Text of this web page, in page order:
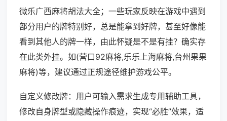
微乐广西麻将胡法大全；一些玩家反映在游戏中遇到
部分用户的牌特别好，总是能拿到好牌，甚至好像能
看到其他人的牌一样，由此怀疑是不是有挂？确实存
在此类外挂。如(营口92麻将,乐乐上海麻将,台州果果
麻将)等，建议通过正规途径维护游戏公平。
自定义修改牌：用户可输入需求生成专用辅助工具，
修改自身牌型或隐藏操作痕迹，实现“必胜”效果，适